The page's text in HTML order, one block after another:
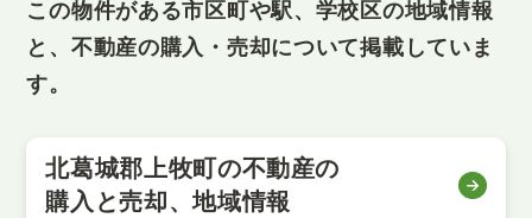
この物件がある市区町や駅、学校区の地域情報
と、不動産の購入・売却について掲載していま
す。
北葛城郡上牧町の不動産の
購入と売却、地域情報